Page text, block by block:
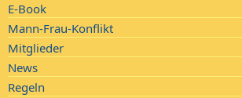
E-Book
Mann-Frau-Konflikt
Mitglieder
News
Regeln